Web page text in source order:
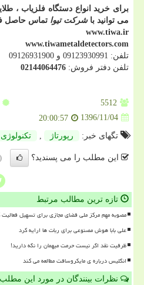
برای خرید انواع دستگاه فلزیاب ،
می توانید باشرکت تیوا تماس حاصل
www.tiwa.ir
www.tiwametaldetectors.com
تلفن: 09123930991 و 09126931900
تلفن دفتر فروش: 02144064476
5512
1396/11/04
20:00:57
تگهای خبر:
رپورتاژ تكنولوژی
این مطلب را می پسندید؟ (1)
تازه ترین مطالب مرتبط
مصوبه مهم مرکز ملی فضای مجازی برای تسهیل
علی بابا هوش مصنوعی برای ربات ها ارایه کرد
ظرفیت نقد اگر نیست حرمت میهمان را نگه دارید!
انگلیس درباره ی مایکروسافت مطالعه می کند
نظرات بینندگان در مورد این مطلب